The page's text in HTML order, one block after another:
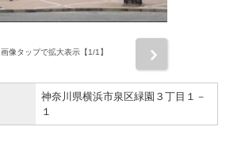
画像タップで拡大表示【1/1】
神奈川県横浜市泉区緑園３丁目１－
１